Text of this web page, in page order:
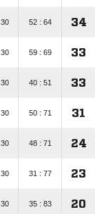
30 52 : 64 34
30 59 : 69 33
30 40 : 51 33
30 50 : 71 31
30 48 : 71 24
30 31 : 77 23
30 35 : 83 20